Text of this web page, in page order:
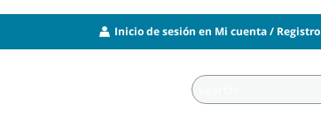
Inicio de sesión en Mi cuenta / Registro